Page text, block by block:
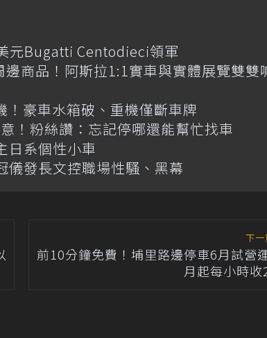
元Bugatti Centodieci領軍
邊商品！阿斯拉1:1實車與實體展覽雙雙
！豪車水箱破、重機僅斷車牌
！粉絲讚：忘記停哪還能幫忙找車
日系個性小車
儀發長文控職場性騷、黑幕
下一
前10分鐘免費！埔里路邊停車6月試
月起每小時收